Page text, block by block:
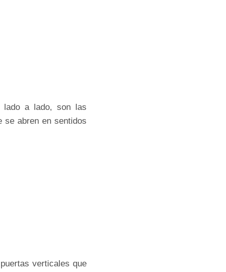
lado a lado, son las
se abren en sentidos
verticales que